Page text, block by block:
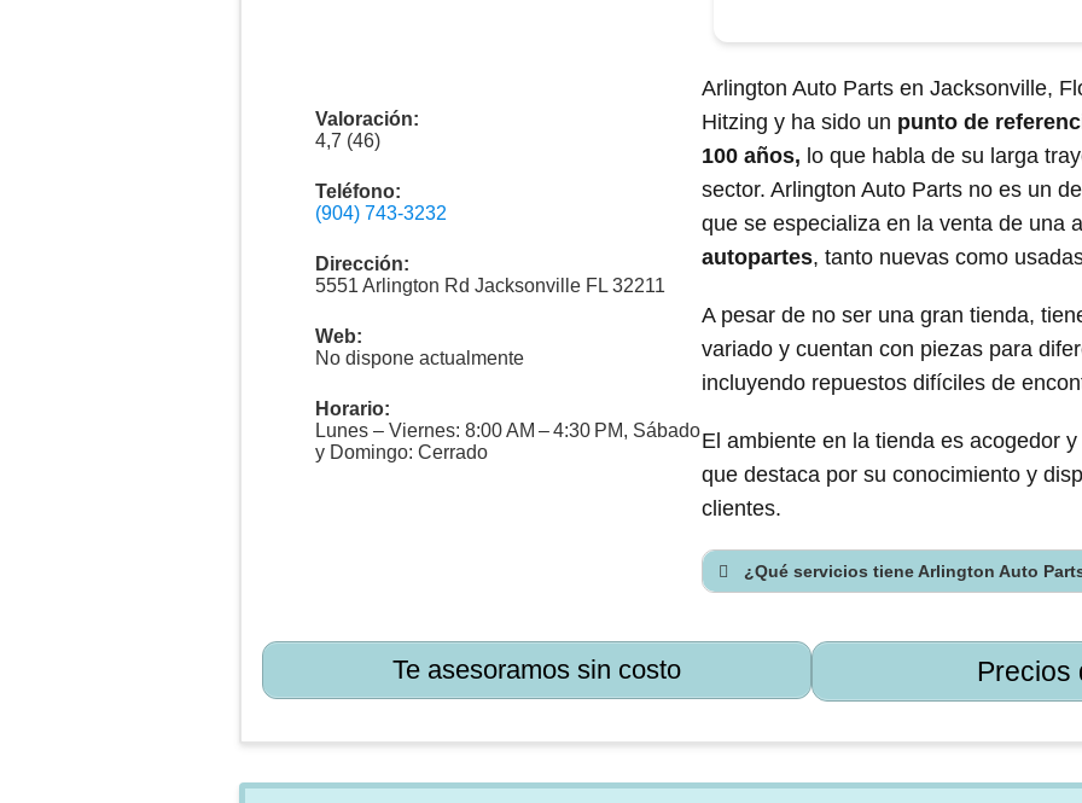
Valoración:
4,7 (46)
Teléfono:
(904) 743-3232
Dirección:
5551 Arlington Rd Jacksonville FL 32211
Web:
No dispone actualmente
Horario:
Lunes – Viernes: 8:00 AM – 4:30 PM, Sábado
y Domingo: Cerrado
Arlington Auto Parts en Jacksonville,
Hitzing y ha sido un punto de
100 años, lo que habla de su larga
sector. Arlington Auto Parts no es un
que se especializa en la venta de una
autopartes, tanto nuevas como
A pesar de no ser una gran tienda,
variado y cuentan con piezas para
incluyendo repuestos difíciles de
El ambiente en la tienda es acogedor
que destaca por su conocimiento y
clientes.
¿Qué servicios tiene Arlington Auto
Te asesoramos sin costo Precios